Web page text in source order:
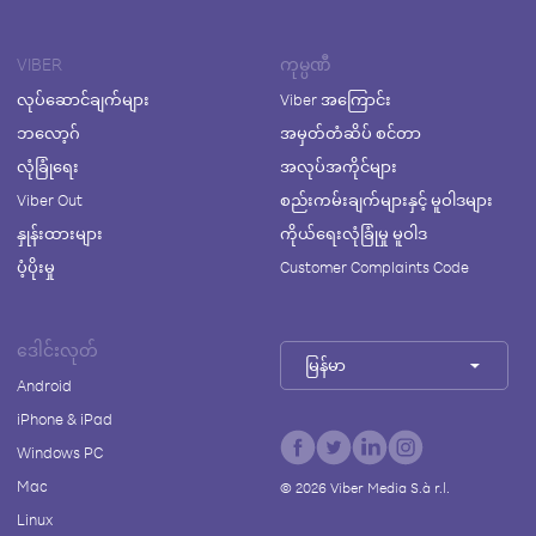
VIBER
လုပ်ဆောင်ချက်များ
ဘလော့ဂ်
လုံခြုံရေး
Viber Out
နှုန်းထားများ
ပံ့ပိုးမှု
ကုမ္ပဏီ
Viber အကြောင်း
အမှတ်တံဆိပ် စင်တာ
အလုပ်အကိုင်များ
စည်းကမ်းချက်များနှင့် မူဝါဒများ
ကိုယ်ရေးလုံခြုံမှု မူဝါဒ
Customer Complaints Code
ဒေါင်းလုတ်
Android
iPhone & iPad
Windows PC
Mac
Linux
မြန်မာ
© 2026Viber Media S.à r.l.